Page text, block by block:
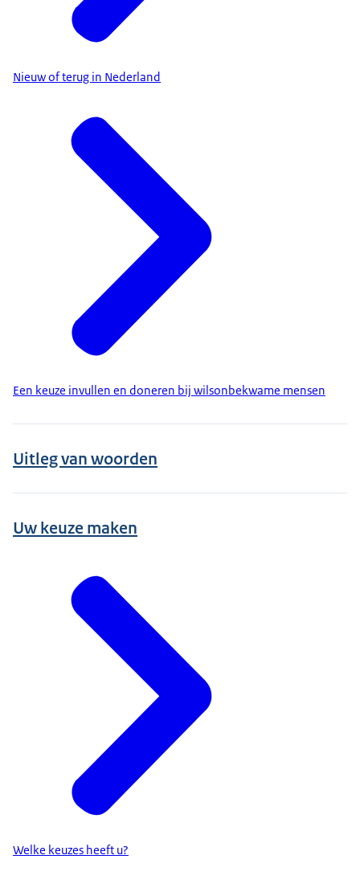
Nieuw of terug in Nederland
Een keuze invullen en doneren bij wilsonbekwame mensen
Uitleg van woorden
Uw keuze maken
Welke keuzes heeft u?